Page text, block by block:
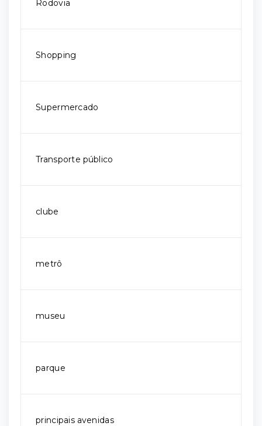
Rodovia
Shopping
Supermercado
Transporte público
clube
metrô
museu
parque
principais avenidas